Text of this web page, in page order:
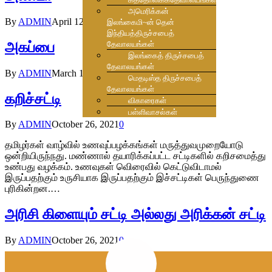
By ADMINApril 12, 20240
அகப்பை
By ADMINMarch 13, 20220
கறிச்சட்டி
ByADMINOctober 26, 20210
தமிழர்கள் வாழ்வில் உணவுப்பழக்கங்கள் மருத்துவமுறையோடு
ஒன்றியிருந்நது. மண்ணால் தயாரிக்கப்பட்ட சட்டிகளில் கறிசமைத்து
உண்பது வழக்கம். உணவுகள் வெிரைவில் கெட்டுவிடாமல்
இருப்பதற்கும் உருசியாக இருப்பதற்கும் இச்சட்டிகள் பெருந்துணை
புரிகின்றன.…
அரிசி கிளையும் சட்டி அல்லது அரிக்கன் சட்டி
By ADMINOctober 26, 20210
சோறு சமைப்பதற்கு முன்னர் அரிசியினை சுத்தமாக கழுவி
அமெரிக்கன்
இலங்கைமி~ன் தென்
இந்தியத்திருச்சபைத்
தேவாலயங்கள்
இலங்கைத் திருச்சபைத்
தேவாலயங்கள்
மெதடிஸ்த திருச்சபைத்
தேவாலயங்கள்
விகாரைகள்
பள்ளிவாசல்கள்